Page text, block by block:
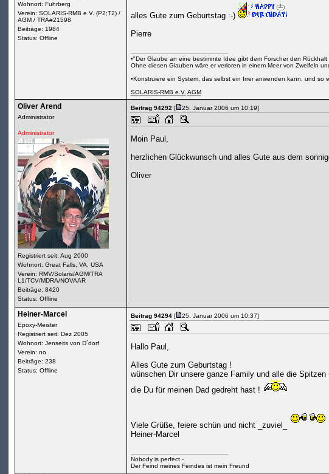
Wohnort: Fuhrberg
Verein: SOLARIS-RMB e.V. (P2;T2) /
AGM / TRA#21598
Beiträge: 1984
Status: Offline
alles Gute zum Geburtstag :-)
Pierre
•"Der Glaube an eine bestimmte Idee gibt dem Forscher den Rückhalt
Ohne diesen Glauben wäre er verloren in einem Meer von Zweifeln
•Konstruiere ein System, das selbst ein Irrer anwenden kann, und so
SOLARIS-RMB e.V. AGM
Oliver Arend
Administrator
Administrator
Registriert seit: Aug 2000
Wohnort: Great Falls, VA, USA
Verein: RMV/Solaris/AGM/TRA
L1/TCV/MDRA/NOVAAR
Beiträge: 8420
Status: Offline
Beitrag 94292[
25. Januar 2006 um 10:19]
Moin Paul,
herzlichen Glückwunsch und alles Gute aus dem
Oliver
Heiner-Marcel
Epoxy-Meister
Registriert seit: Dez 2005
Wohnort: Jenseits von D´dorf
Verein: no
Beiträge: 238
Status: Offline
Beitrag 94294[
25. Januar 2006 um 10:37]
Hallo Paul,
Alles Gute zum Geburtstag !
wünschen Dir unsere ganze Family und alle die Spitzen
die Du für meinen Dad gedreht hast !
Viele Grüße, feiere schün und nicht _zuviel_
Heiner-Marcel
Nobody is perfect -
Der Feind meines Feindes ist mein Freund